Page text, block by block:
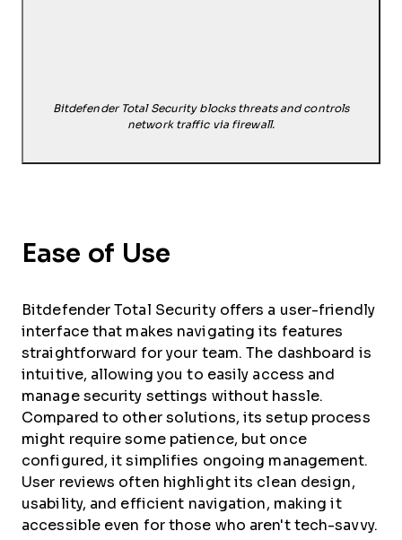
Bitdefender Total Security blocks threats and controls
network traffic via firewall.
Ease of Use
Bitdefender Total Security offers a user-friendly
interface that makes navigating its features
straightforward for your team. The dashboard is
intuitive, allowing you to easily access and
manage security settings without hassle.
Compared to other solutions, its setup process
might require some patience, but once
configured, it simplifies ongoing management.
User reviews often highlight its clean design,
usability, and efficient navigation, making it
accessible even for those who aren't tech-savvy.